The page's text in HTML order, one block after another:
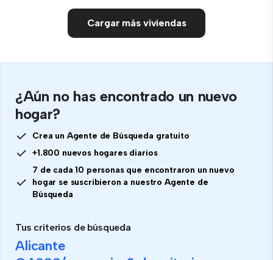
Cargar más viviendas
¿Aún no has encontrado un nuevo
hogar?
Crea un Agente de Búsqueda gratuito
+1.800 nuevos hogares diarios
7 de cada 10 personas que encontraron un nuevo
hogar se suscribieron a nuestro Agente de
Búsqueda
Tus criterios de búsqueda
Alicante